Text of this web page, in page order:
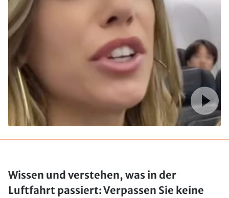
Wissen und verstehen, was in der
Luftfahrt passiert: Verpassen Sie keine